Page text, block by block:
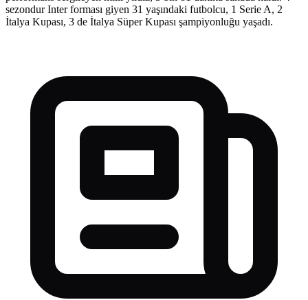
sezondur Inter forması giyen 31 yaşındaki futbolcu, 1 Serie A, 2
İtalya Kupası, 3 de İtalya Süper Kupası şampiyonluğu yaşadı.